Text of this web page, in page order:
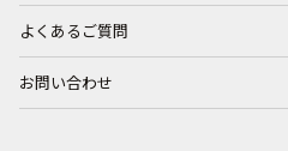
よくあるご質問
お問い合わせ